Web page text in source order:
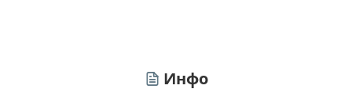
Инфо